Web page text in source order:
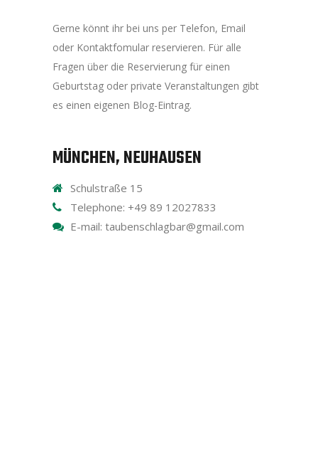
Gerne könnt ihr bei uns per Telefon, Email
oder Kontaktfomular reservieren. Für alle
Fragen über die Reservierung für einen
Geburtstag oder private Veranstaltungen gibt
es einen eigenen Blog-Eintrag.
MÜNCHEN, NEUHAUSEN
Schulstraße 15
Telephone: +49 89 12027833
E-mail: taubenschlagbar@gmail.com